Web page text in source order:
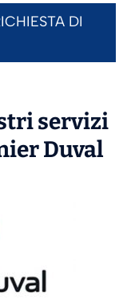
DI
servizi
Duval